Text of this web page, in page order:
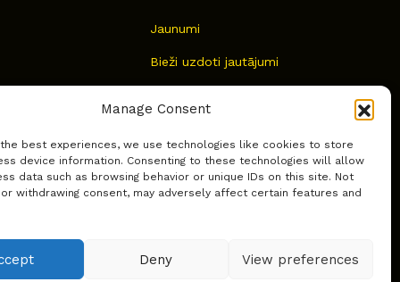
Manage Consent
best experiences, we use technologies like cookies to store
device information. Consenting to these technologies will allow
data such as browsing behavior or unique IDs on this site. Not
withdrawing consent, may adversely affect certain features and
Deny View preferences
Jaunumi
Bieži uzdoti jautājumi